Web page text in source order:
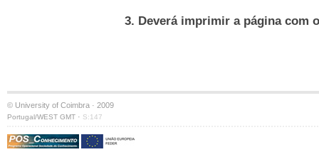
3. Deverá imprimir a página com
© University of Coimbra · 2009
Portugal/WEST GMT · S:147